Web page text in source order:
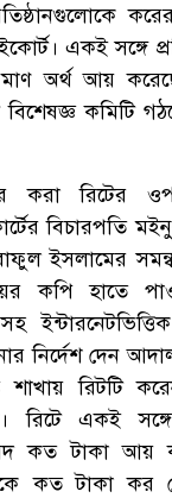
প্রতিষ্ঠানগুলোকে
একই সঙ্গে
অর্থ আয়
কমিটি
করা রিটের
বিচারপতি
ইসলামের
কপি হাতে
ইন্টারনেটভিত্তিক
নির্দেশ দেন
শাখায় রিটটি
রিটে একই
কত টাকা আয়
কত টাকা কর